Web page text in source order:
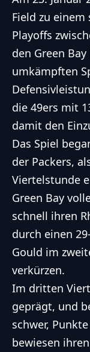
Field zu einem
Playoffs
den Green
umkämpften
die 49ers mit
damit den
Das Spiel
der Packers,
Viertelstunde
Green Bay
schnell ihren
durch einen
Gould im
verkürzen.
Im dritten
geprägt, und
schwer,
bewiesen